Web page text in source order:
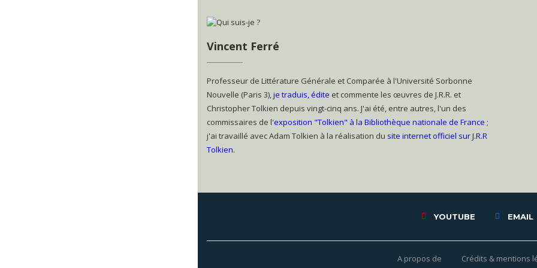
Vincent Ferré
Professeur de Littérature Générale et Comparée à l'Université Sorbonne
Nouvelle (Paris 3),je traduis, édite et commente les œuvres de J.R.R. et
Christopher Tolkien depuis vingt-cinq ans. J'ai été, entre autres, l'un des
commissaires de l'exposition "Tolkien" à la Bibliothèque nationale de France ;
j'ai travaillé avec Adam Tolkien à la réalisation du site internet officiel sur J.R.R
Tolkien.
YOUTUBE EMAIL
A propos de Crédits & mentions